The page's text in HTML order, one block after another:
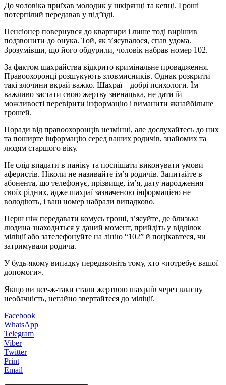
До чоловіка приїхав молодик у шкірянці та кепці. Гроші
потерпілий передавав у під’їзді.
Пенсіонер повернувся до квартири і лише тоді вирішив
подзвонити до онука. Той, як з’ясувалося, спав удома.
Зрозумівши, що його обдурили, чоловік набрав номер 102.
За фактом шахрайства відкрито кримінальне провадження.
Правоохоронці розшукують зловмисників. Однак розкрити
такі злочини вкрай важко. Шахраї – добрі психологи. Їм
важливо застати свою жертву зненацька, не дати їй
можливості перевірити інформацію і виманити якнайбільше
грошей.
Поради від правоохоронців незмінні, але дослухайтесь до них
та поширте інформацію серед ваших родичів, знайомих та
людям старшого віку.
Не слід впадати в паніку та поспішати виконувати умови
аферистів. Ніколи не називайте ім’я родичів. Запитайте в
абонента, що телефонує, прізвище, ім’я, дату народження
своїх рідних, адже шахраї зазначеною інформацією не
володіють, і ваш номер набрали випадково.
Перш ніж передавати комусь гроші, з’ясуйте, де близька
людина знаходиться у даний момент, прийдіть у відділок
міліції або зателефонуйте на лінію “102” й поцікавтеся, чи
затримували родича.
У будь-якому випадку передзвоніть тому, хто «потребує вашої
допомоги».
Якщо ви все-ж-таки стали жертвою шахраїв через власну
необачність, негайно звертайтеся до міліції.
Facebook
WhatsApp
Telegram
Viber
Twitter
Print
Email